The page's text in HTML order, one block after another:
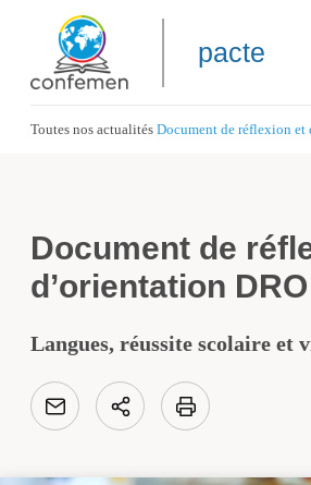
pacte
Toutes nos actualités Document de réflexion et
Document de
d’orientation
Langues, réussite scolaire et